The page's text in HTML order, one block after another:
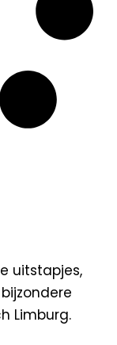
uitstapjes,
Limburg.